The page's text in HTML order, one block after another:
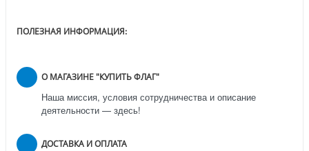
ПОЛЕЗНАЯ ИНФОРМАЦИЯ:
О МАГАЗИНЕ "КУПИТЬ ФЛАГ"
Наша миссия, условия сотрудничества и описание
деятельности — здесь!
ДОСТАВКА И ОПЛАТА